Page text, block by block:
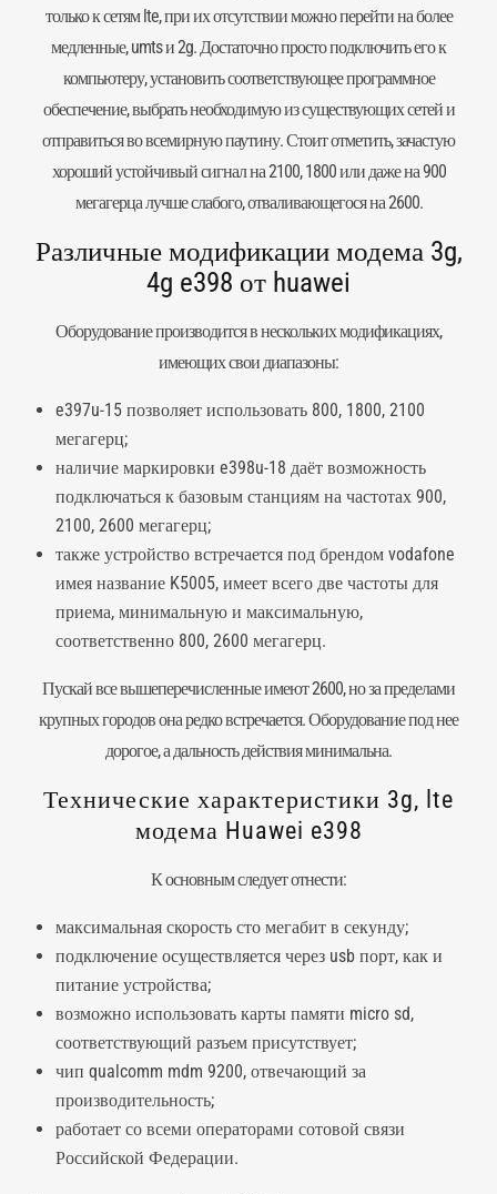
только к сетям lte, при их отсутствии можно перейти на более
медленные, umts и 2g. Достаточно просто подключить его к
компьютеру, установить соответствующее программное
обеспечение, выбрать необходимую из существующих сетей и
отправиться во всемирную паутину. Стоит отметить, зачастую
хороший устойчивый сигнал на 2100, 1800 или даже на 900
мегагерца лучше слабого, отваливающегося на 2600.
Различные модификации модема 3g,
4g e398 от huawei
Оборудование производится в нескольких модификациях,
имеющих свои диапазоны:
e397u-15 позволяет использовать 800, 1800, 2100
мегагерц;
наличие маркировки e398u-18 даёт возможность
подключаться к базовым станциям на частотах 900,
2100, 2600 мегагерц;
также устройство встречается под брендом vodafone
имея название K5005, имеет всего две частоты для
приема, минимальную и максимальную,
соответственно 800, 2600 мегагерц.
Пускай все вышеперечисленные имеют 2600, но за пределами
крупных городов она редко встречается. Оборудование под нее
дорогое, а дальность действия минимальна.
Технические характеристики 3g, lte
модема Huawei e398
К основным следует отнести:
максимальная скорость сто мегабит в секунду;
подключение осуществляется через usb порт, как и
питание устройства;
возможно использовать карты памяти micro sd,
соответствующий разъем присутствует;
чип qualcomm mdm 9200, отвечающий за
производительность;
работает со всеми операторами сотовой связи
Российской Федерации.